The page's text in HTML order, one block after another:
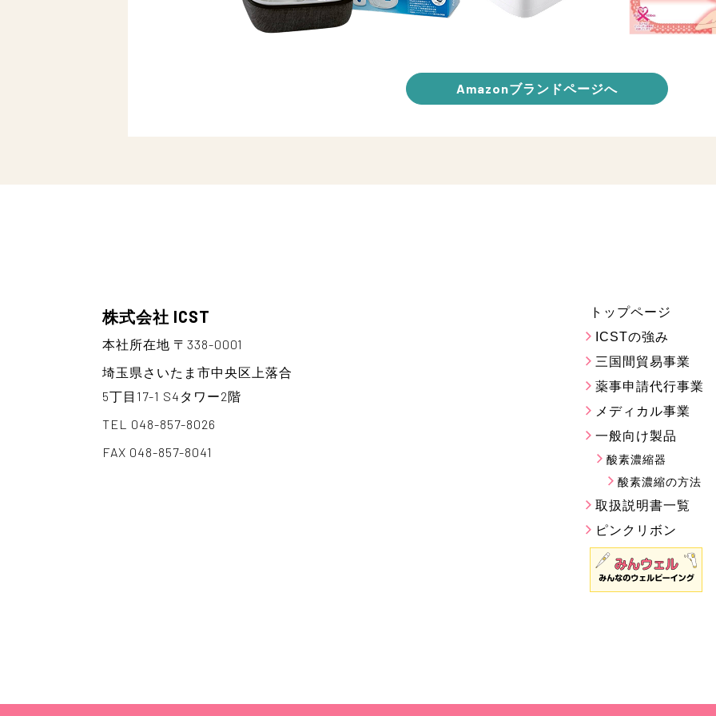
Amazonブランドページへ
株式会社 ICST
本社所在地 〒338-0001
埼玉県さいたま市中央区上落合
5丁目17-1 S4タワー2階
TEL 048-857-8026
FAX 048-857-8041
トップページ
ICSTの強み
三国間貿易事業
薬事申請代行事業
メディカル事業
一般向け製品
酸素濃縮器
酸素濃縮の方法
取扱説明書一覧
ピンクリボン